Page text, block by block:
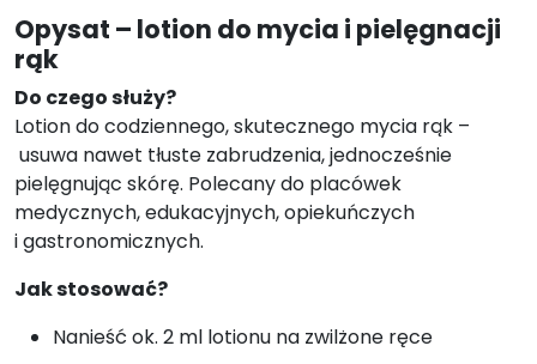
Opysat – lotion do mycia i pielęgnacji
rąk
Do czego służy?
Lotion do codziennego, skutecznego mycia rąk –
usuwa nawet tłuste zabrudzenia, jednocześnie
pielęgnując skórę. Polecany do placówek
medycznych, edukacyjnych, opiekuńczych
i gastronomicznych.
Jak stosować?
Nanieść ok. 2 ml lotionu na zwilżone ręce